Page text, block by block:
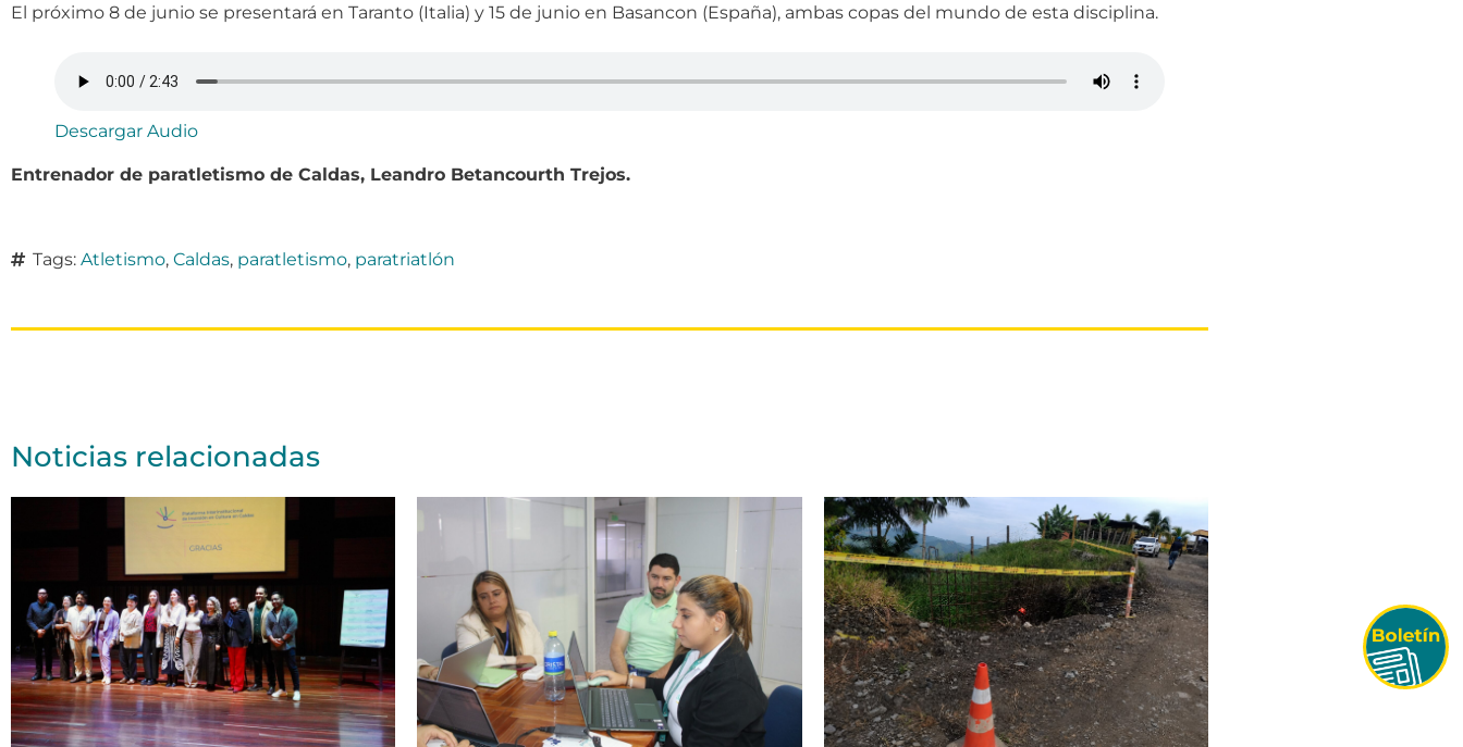
El próximo 8 de junio se presentará en Taranto (Italia) y 15 de junio en Basancon (España), ambas copas del mundo de esta disciplina.
Descargar Audio
Entrenador de paratletismo de Caldas, Leandro Betancourth Trejos.
Tags: Atletismo, Caldas, paratletismo, paratriatlón
Noticias relacionadas